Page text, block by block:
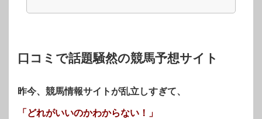
ま ウ
開
き
ま
口コミで話題騒然の競馬予想サイト
昨今、競馬情報サイトが乱立しすぎて、
「どれがいいのかわからない！」